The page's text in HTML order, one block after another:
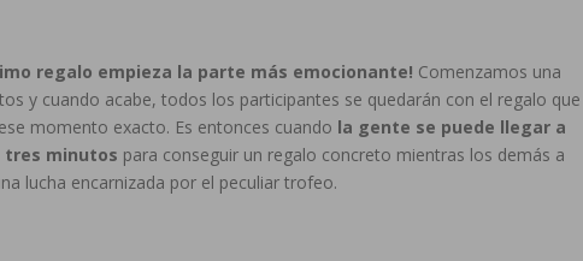
regalo empieza la parte más emocionante! Comenzamos una
y cuando acabe, todos los participantes se quedarán con el regalo que
momento exacto. Es entonces cuando la gente se puede llegar a
tres minutos para conseguir un regalo concreto mientras los demás a
lucha encarnizada por el peculiar trofeo.